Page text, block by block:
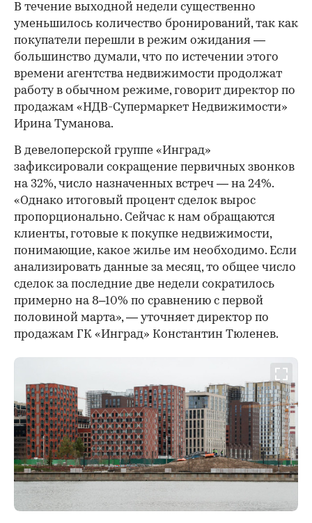
В течение выходной недели существенно
уменьшилось количество бронирований, так как
покупатели перешли в режим ожидания —
большинство думали, что по истечении этого
времени агентства недвижимости продолжат
работу в обычном режиме, говорит директор по
продажам «НДВ-Супермаркет Недвижимости»
Ирина Туманова.
В девелоперской группе «Инград»
зафиксировали сокращение первичных звонков
на 32%, число назначенных встреч — на 24%.
«Однако итоговый процент сделок вырос
пропорционально. Сейчас к нам обращаются
клиенты, готовые к покупке недвижимости,
понимающие, какое жилье им необходимо. Если
анализировать данные за месяц, то общее число
сделок за последние две недели сократилось
примерно на 8–10% по сравнению с первой
половиной марта», — уточняет директор по
продажам ГК «Инград» Константин Тюленев.